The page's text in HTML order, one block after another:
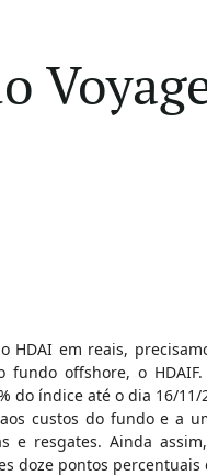
HDAI em reais,
offshore, o HDAIF.
do índice até o dia 16/11/
custos do fundo e a
e resgates. Ainda
doze pontos percentuais